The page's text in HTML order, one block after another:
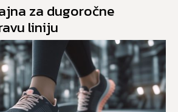
za dugoročne
liniju